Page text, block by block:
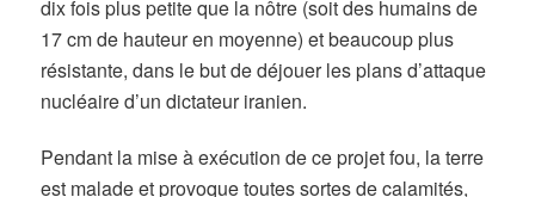
dix fois plus petite que la nôtre (soit des humains de
17 cm de hauteur en moyenne) et beaucoup plus
résistante, dans le but de déjouer les plans d’attaque
nucléaire d’un dictateur iranien.
Pendant la mise à exécution de ce projet fou, la terre
est malade et provoque toutes sortes de calamités,